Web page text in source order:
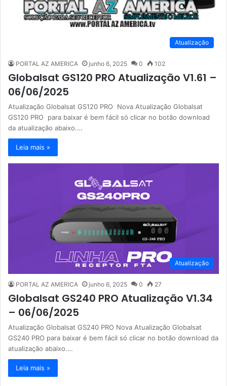
Atualização
PORTAL AZ AMERICA junho 6, 2025 0 102
Globalsat GS120 PRO Atualização V1.61 –
06/06/2025
Atualização Globalsat GS120 PRO Nova Atualização Globalsat
GS120 PRO para baixar é bem fácil só clicar no botão download
da atualização abaixo.…
Leia mais »
Atualização
PORTAL AZ AMERICA junho 6, 2025 0 27
Globalsat GS240 PRO Atualização V1.34
– 06/06/2025
Atualização Globalsat GS240 PRO Nova Atualização Globalsat
GS240 PRO para baixar é bem fácil só clicar no botão download da
atualização abaixo.…
Leia mais »